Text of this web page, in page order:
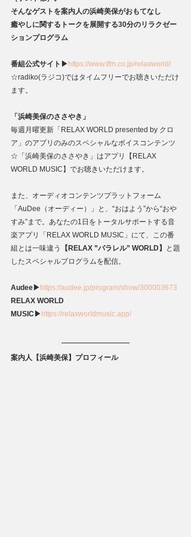
そんなゲストを案内人の浜崎美保がおもてなし
癒やしに関するトークを展開する30分のリラクゼー
ションプログラム
番組公式サイト▶https://www.tfm.co.jp/relaxworld/
☆radiko(ラジコ)ではタイムフリーでお聴きいただけ
ます。
「浜崎美保のささやき 」
毎週月曜更新 「RELAX WORLD presented by クロ
ア」のアプリのみのスペシャルなボイスコンテンツ
☆「浜崎美保のささやき」はアプリ【RELAX
WORLD MUSIC】でお聴きいただけます。
また、オーディオコンテンツプラットフォーム
「AuDee（オーディー）」と、“おはよう”から“おや
すみ”まで。あなたの1日をトータルサポートする音
楽アプリ「RELAX WORLD MUSIC」にて、この番
組とは一味違う
【RELAX ”パラレル” WORLD】
と題
したスペシャルプログラムを配信。
Audee▶https://audee.jp/program/show/300003673
RELAX WORLD
MUSIC▶https://relaxworldmusic.app/
案内人【浜崎美保】プロフィール